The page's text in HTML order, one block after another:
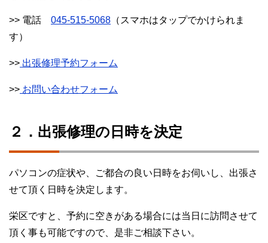
>> 電話 045-515-5068 （スマホはタップでかけられま
す）
>> 出張修理予約フォーム
>> お問い合わせフォーム
２．出張修理の日時を決定
パソコンの症状や、ご都合の良い日時をお伺いし、出張さ
せて頂く日時を決定します。
栄区ですと、予約に空きがある場合には当日に訪問させて
頂く事も可能ですので、是非ご相談下さい。